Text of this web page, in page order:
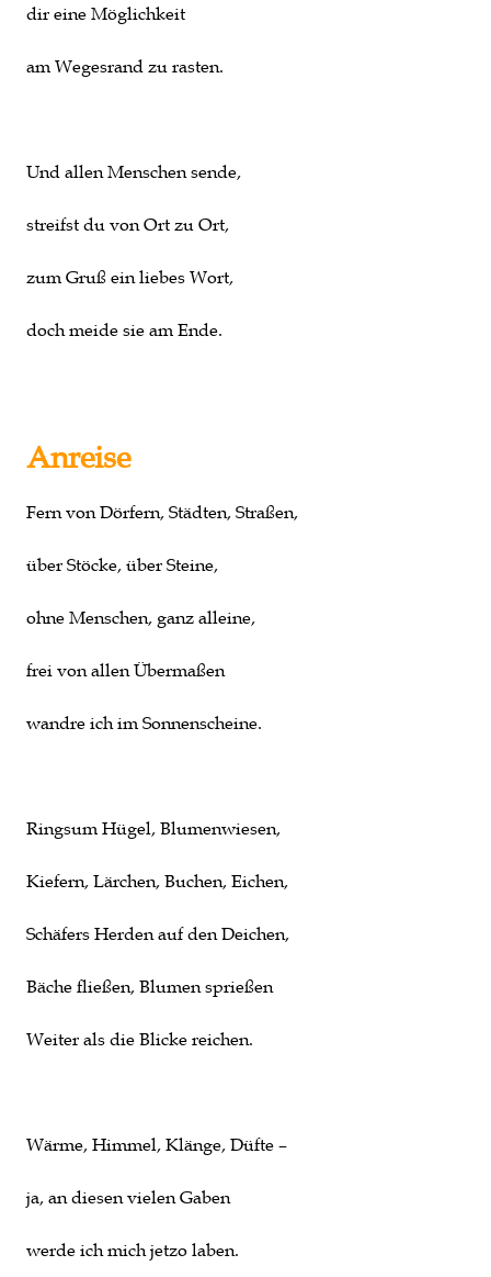
dir eine Möglichkeit
am Wegesrand zu rasten.
Und allen Menschen sende,
streifst du von Ort zu Ort,
zum Gruß ein liebes Wort,
doch meide sie am Ende.
Anreise
Fern von Dörfern, Städten, Straßen,
über Stöcke, über Steine,
ohne Menschen, ganz alleine,
frei von allen Übermaßen
wandre ich im Sonnenscheine.
Ringsum Hügel, Blumenwiesen,
Kiefern, Lärchen, Buchen, Eichen,
Schäfers Herden auf den Deichen,
Bäche fließen, Blumen sprießen
Weiter als die Blicke reichen.
Wärme, Himmel, Klänge, Düfte –
ja, an diesen vielen Gaben
werde ich mich jetzo laben.